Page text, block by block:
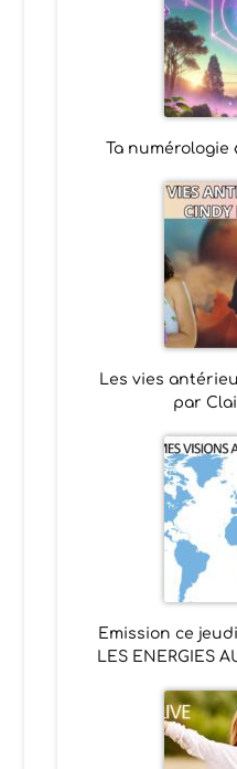
Ta numérologie
Les vies
par
Emission ce
LES ENERGIES